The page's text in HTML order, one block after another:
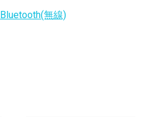
Bluetooth(無線)